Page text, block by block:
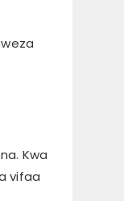
Kwa
vifaa